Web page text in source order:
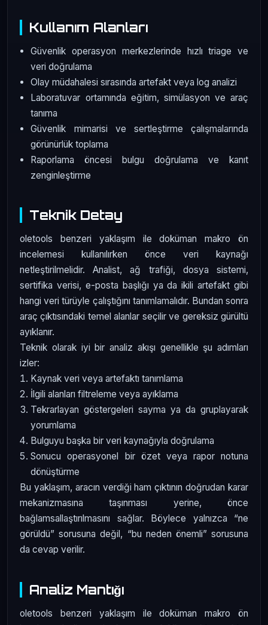
Kullanım Alanları
Güvenlik operasyon merkezlerinde hızlı triage ve
veri doğrulama
Olay müdahalesi sırasında artefakt veya log analizi
Laboratuvar ortamında eğitim, simülasyon ve araç
tanıma
Güvenlik mimarisi ve sertleştirme çalışmalarında
görünürlük toplama
Raporlama öncesi bulgu doğrulama ve kanıt
zenginleştirme
Teknik Detay
oletools benzeri yaklaşım ile doküman makro ön
incelemesi kullanılırken önce veri kaynağı
netleştirilmelidir. Analist, ağ trafiği, dosya sistemi,
sertifika verisi, e-posta başlığı ya da ikili artefakt gibi
hangi veri türüyle çalıştığını tanımlamalıdır. Bundan sonra
araç çıktısındaki temel alanlar seçilir ve gereksiz gürültü
ayıklanır.
Teknik olarak iyi bir analiz akışı genellikle şu adımları
izler:
Kaynak veri veya artefaktı tanımlama
İlgili alanları filtreleme veya ayıklama
Tekrarlayan göstergeleri sayma ya da gruplayarak
yorumlama
Bulguyu başka bir veri kaynağıyla doğrulama
Sonucu operasyonel bir özet veya rapor notuna
dönüştürme
Bu yaklaşım, aracın verdiği ham çıktının doğrudan karar
mekanizmasına taşınması yerine, önce
bağlamsallaştırılmasını sağlar. Böylece yalnızca “ne
görüldü” sorusuna değil, “bu neden önemli” sorusuna
da cevap verilir.
Analiz Mantığı
oletools benzeri yaklaşım ile doküman makro ön